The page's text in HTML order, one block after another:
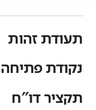
תעודת זהות
פיקוח
נקודת פתיחה
תקציר דו"ח